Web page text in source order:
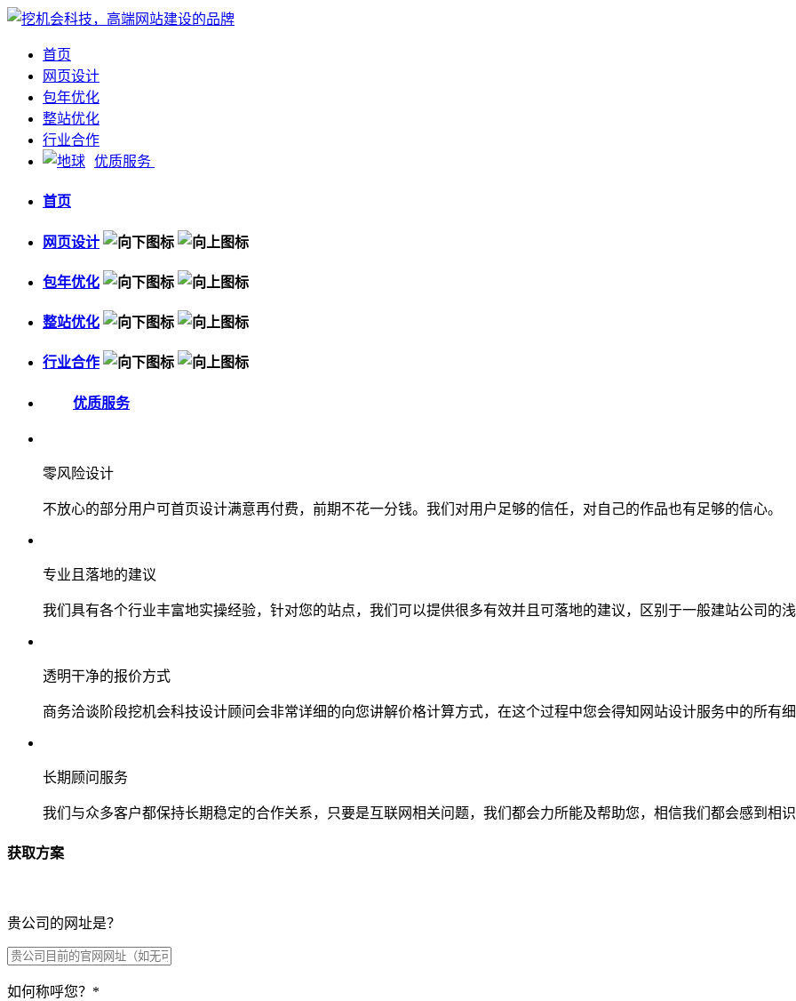
首页
网页设计
包年优化
整站优化
行业合作
优质服务
首页
网页设计
包年优化
整站优化
行业合作
优质服务
零风险设计
不放心的部分用户可首页设计满意再付费，前期不花一分钱。我们对用户足够的信任，对自己的作品也有足够的信心。
专业且落地的建议
我们具有各个行业丰富地实操经验，针对您的站点，我们可以提供很多有效并且可落地的建议，区别于一般建站公司的
透明干净的报价方式
商务洽谈阶段挖机会科技设计顾问会非常详细的向您讲解价格计算方式，在这个过程中您会得知网站设计服务中的所有
长期顾问服务
我们与众多客户都保持长期稳定的合作关系，只要是互联网相关问题，我们都会力所能及帮助您，相信我们都会感到相
获取方案
贵公司的网址是？
如何称呼您？ *